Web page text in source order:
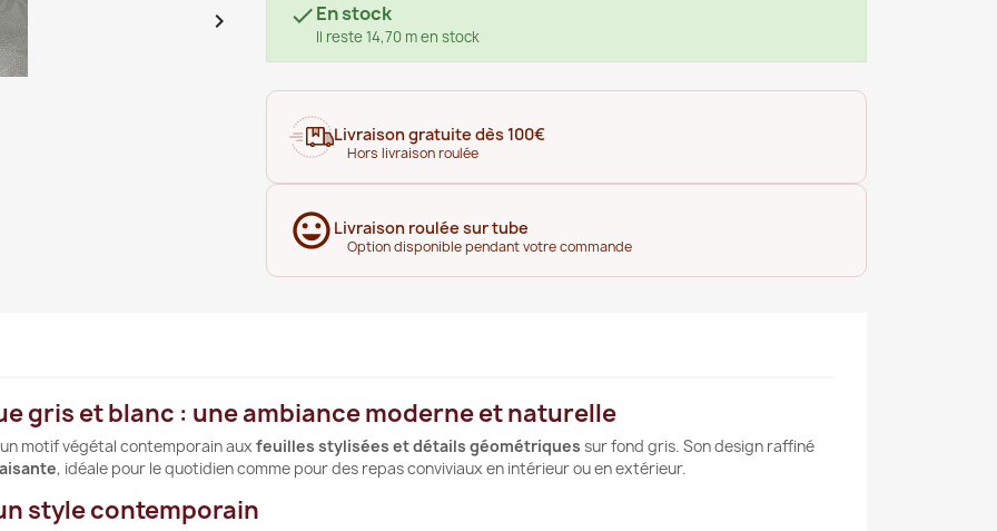
 En stock
Il reste 14,70 m en stock
Livraison gratuite dès 100€
Hors livraison roulée
Livraison roulée sur tube
Option disponible pendant votre commande
gris et blanc : une ambiance moderne et naturelle
motif végétal contemporain aux feuilles stylisées et détails géométriques sur fond gris. Son design raffiné
, idéale pour le quotidien comme pour des repas conviviaux en intérieur ou en extérieur.
style contemporain